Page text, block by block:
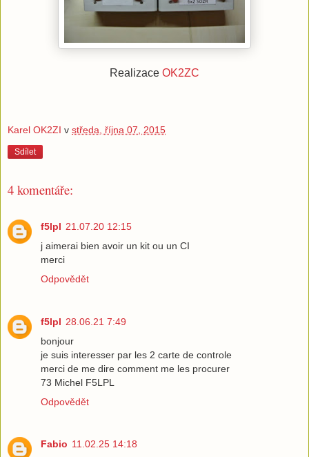
Realizace OK2ZC
Karel OK2ZI v středa, října 07, 2015
Sdílet
4 komentáře:
f5lpl 21.07.20 12:15
j aimerai bien avoir un kit ou un CI
merci
Odpovědět
f5lpl 28.06.21 7:49
bonjour
je suis interesser par les 2 carte de controle
merci de me dire comment me les procurer
73 Michel F5LPL
Odpovědět
Fabio 11.02.25 14:18